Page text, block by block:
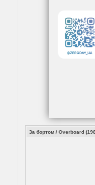
За бортом / Overboard